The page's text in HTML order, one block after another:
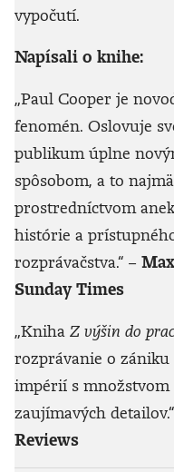
vypočutí.
Napísali o knihe:
„Paul Cooper je
fenomén. Oslovuje
publikum úplne
spôsobom, a to najmä
prostredníctvom
histórie a
rozprávačstva.“ –
Sunday Times
„Kniha Z výšin do
rozprávanie o zániku
impérií s množstvom
zaujímavých detailov.“
Reviews